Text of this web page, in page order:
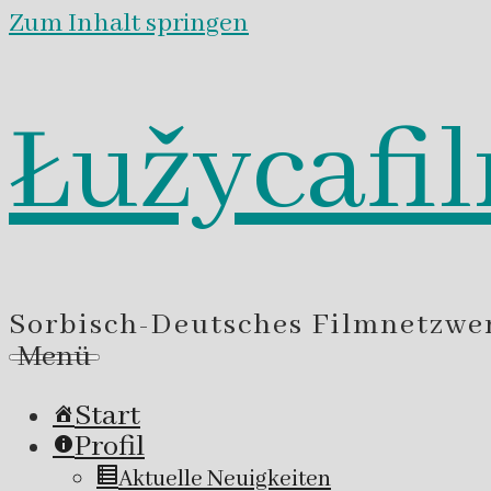
Zum Inhalt springen
Sorbisch-Deutsches
Menü
Start
Profil
Aktuelle Neuigkeiten